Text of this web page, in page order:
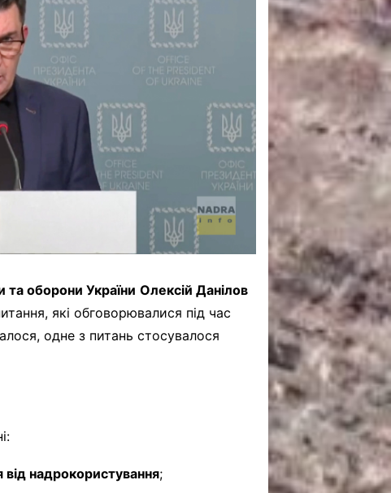
САНКЦІЙНІ НАДРА
БЛОГИ
TECHNO
CRITICAL MINERALS
НАДРА ІНШИХ
ПРО ПРОЕКТ
та оборони України Олексій Данілов
які обговорювалися під час
одне з питань стосувалося
надрокористування;